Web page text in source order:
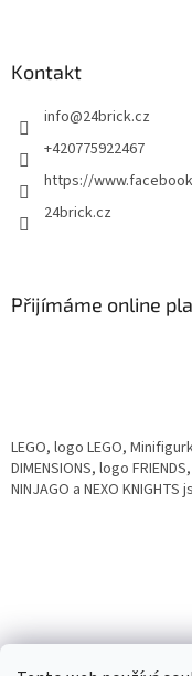
Kontakt
info@24brick.cz
+420775922467
https://
24brick.cz
Přijímáme online
LEGO, logo LEGO,
DIMENSIONS, logo
NINJAGO a NEXO